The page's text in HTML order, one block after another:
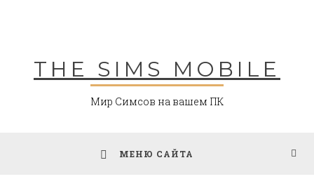
THE SIMS MOBILE
Мир Симсов на вашем ПК
МЕНЮ САЙТА